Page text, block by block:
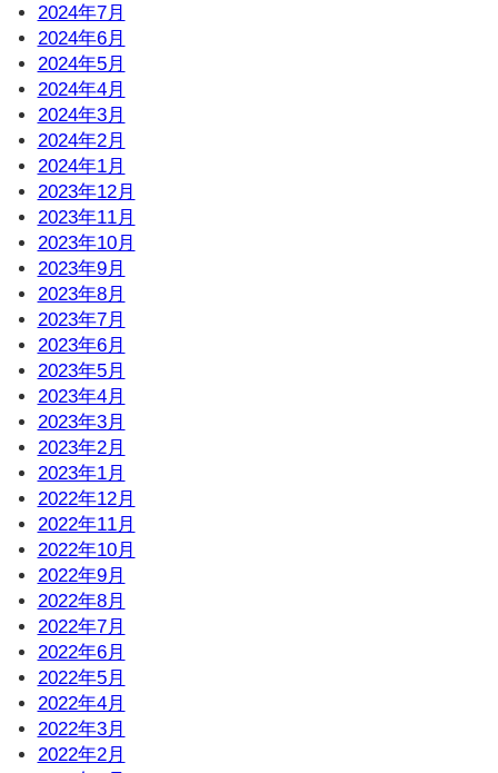
2024年7月
2024年6月
2024年5月
2024年4月
2024年3月
2024年2月
2024年1月
2023年12月
2023年11月
2023年10月
2023年9月
2023年8月
2023年7月
2023年6月
2023年5月
2023年4月
2023年3月
2023年2月
2023年1月
2022年12月
2022年11月
2022年10月
2022年9月
2022年8月
2022年7月
2022年6月
2022年5月
2022年4月
2022年3月
2022年2月